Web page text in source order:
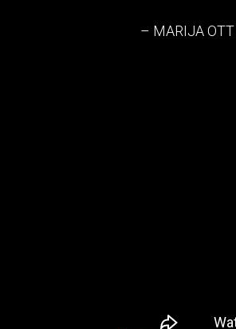
– MARIJA OTT